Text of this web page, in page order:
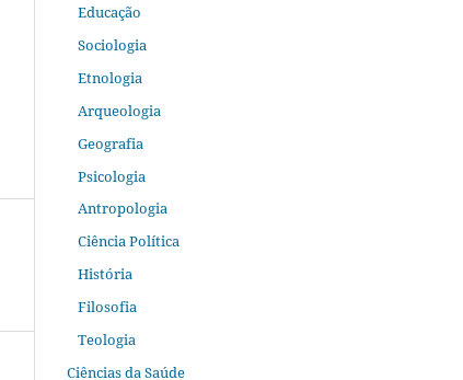
Educação
Sociologia
Etnologia
Arqueologia
Geografia
Psicologia
Antropologia
Ciência Política
História
Filosofia
Teologia
Ciências da Saúde